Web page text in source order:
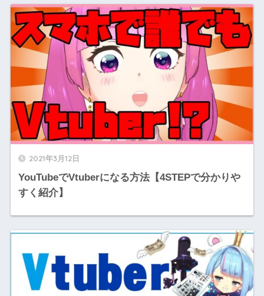
2021年3月12日
YouTubeでVtuberになる方法【4STEPで分かりや
すく紹介】